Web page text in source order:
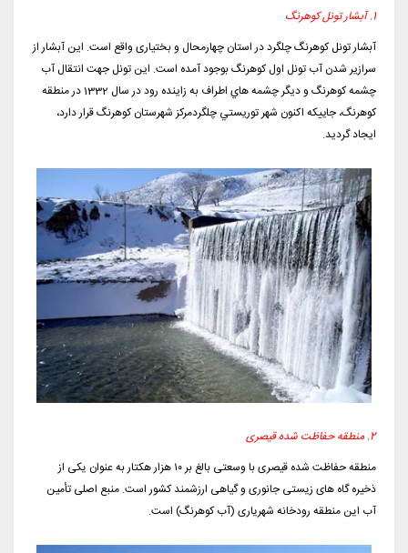
1. آبشار تونل کوهرنگ
آبشار تونل کوهرنگ چلگرد در استان چهارمحال و بختیاری واقع است. اين آبشار از
سرازير شدن آب تونل اول كوهرنگ بوجود آمده است. اين تونل جهت انتقال آب
چشمه كوهرنگ و ديگر چشمه هاي اطراف به زاينده رود در سال 1332 در منطقه
كوهرنگ، جاييكه اكنون شهر توريستي چلگردمركز شهرستان كوهرنگ قرار دارد،
ايجاد گرديد.
2. منطقه حفاظت شده قیصری
منطقه حفاظت شده قیصری با وسعتی بالغ بر ۱۰ هزار هکتار به عنوان یکی از
ذخیره گاه های زیستی جانوری و گیاهی ارزشمند کشور است. منبع اصلی تأمین
آب این منطقه رودخانه شهریاری (آب کوهرنگ) است.